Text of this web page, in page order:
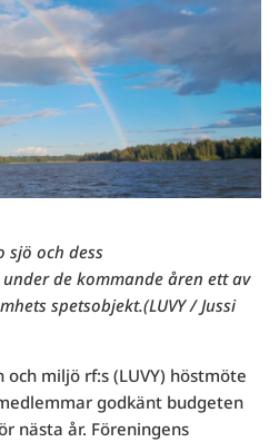
sjö och dess
de kommande åren ett av
spetsobjekt.(LUVY / Jussi
miljö rf:s (LUVY) höstmöte
godkänt budgeten
nästa år. Föreningens